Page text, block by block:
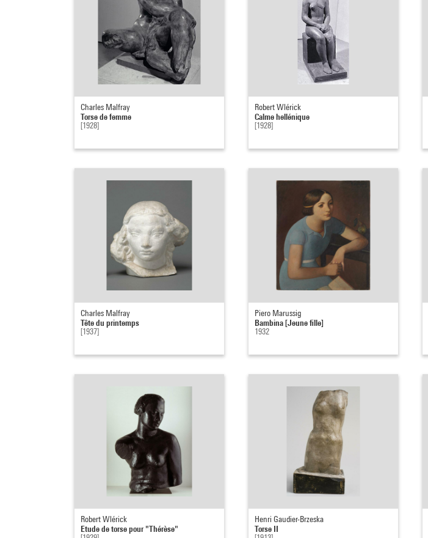
Charles Malfray
Torse de femme
[1928]
Robert Wlérick
Calme hellénique
[1928]
Charles Malfray
Tête du printemps
[1937]
Piero Marussig
Bambina [Jeune fille]
1932
Robert Wlérick
Etude de torse pour "Thérèse"
Henri Gaudier-Brzeska
Torse II